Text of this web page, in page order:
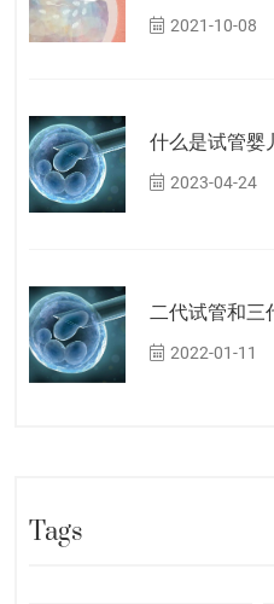
2021-10-08
什么是试管婴
2023-04-24
二代试管和三
2022-01-11
Tags